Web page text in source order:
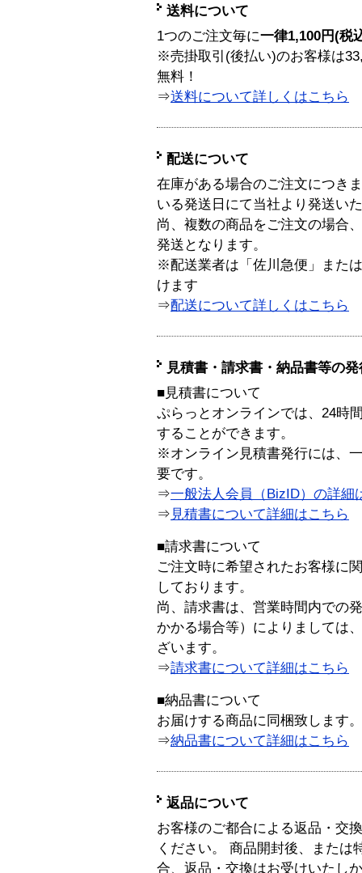
送料について
1つのご注文毎に一律1,100円(税
※売掛取引(後払い)のお客様は
無料！
⇒送料について詳しくはこちら
配送について
在庫がある場合のご注文につき
いる発送日にて当社より発送い
尚、複数の商品をご注文の場合
発送となります。
※配送業者は「佐川急便」また
けます
⇒配送について詳しくはこちら
見積書・請求書・納品書等の
■見積書について
ぷらっとオンラインでは、24時
することができます。
※オンライン見積書発行には、
要です。
⇒一般法人会員（BizID）の詳細
⇒ 見積書について詳細はこちら
■請求書について
ご注文時に希望されたお客様に
しております。
尚、請求書は、営業時間内での
かかる場合等）によりましては
ざいます。
⇒請求書について詳細はこちら
■納品書について
お届けする商品に同梱致します。
⇒納品書について詳細はこちら
返品について
お客様のご都合による返品・交
ください。 商品開封後、または
合、返品・交換はお受けいたし